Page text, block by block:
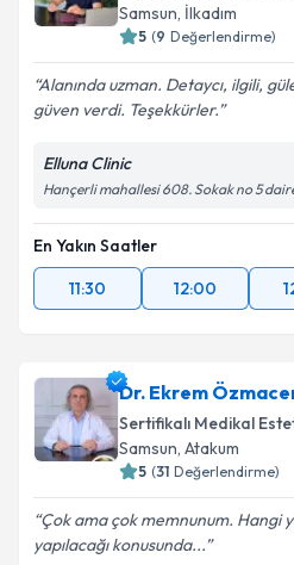
Samsun, İlkadım
5 (9 Değerlendirme)
Alanında uzman. Detaycı, ilgili,
güven verdi. Teşekkürler.
Elluna Clinic
Hançerli mahallesi 608. Sokak no 5
En Yakın Saatler
11:30
12:00
Dr. Ekrem
Sertifikalı Medikal
Samsun, Atakum
5 (31 Değerlendirme)
Çok ama çok memnunum. Hangi
yapılacağı konusunda...